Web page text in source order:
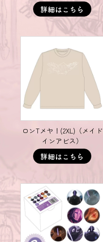
ロンTメヤ！(2XL)（メイド
インアビス）